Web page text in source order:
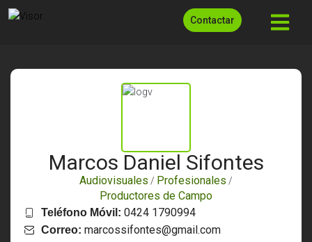
Contactar
Marcos Daniel Sifontes
Audiovisuales / Profesionales /
Productores de Campo
Teléfono Móvil: 0424 1790994
Correo: marcossifontes@gmail.com